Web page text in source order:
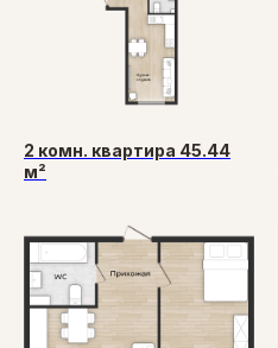
2 комн. квартира 45.44
м²